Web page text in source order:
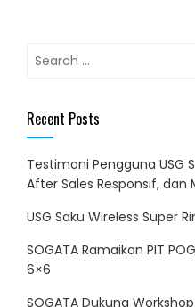
Search
Recent Posts
Testimoni Pengguna USG
After Sales Responsif, dan
USG Saku Wireless Super
SOGATA Ramaikan PIT
6×6
SOGATA Dukung